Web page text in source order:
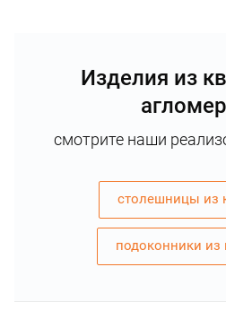
Изделия из
смотрите наши
столешницы из
подоконники из